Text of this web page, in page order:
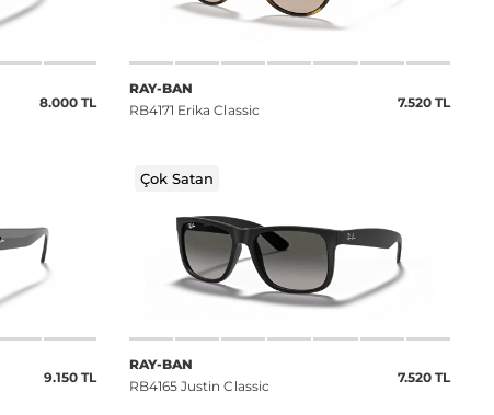
8.000 TL
RAY-BAN
RB4171 Erika Classic
7.520 TL
9.150 TL
Çok Satan
RAY-BAN
RB4165 Justin Classic
7.520 TL